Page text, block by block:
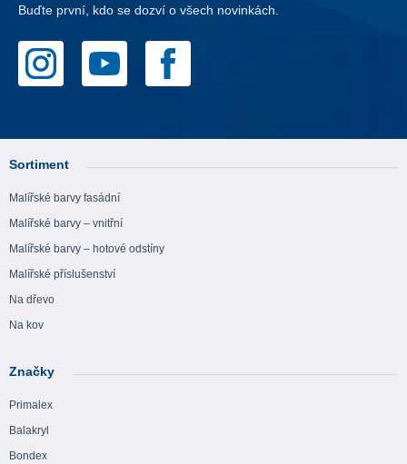
Buďte první, kdo se dozví o všech novinkách.
Sortiment
Malířské barvy fasádní
Malířské barvy – vnitřní
Malířské barvy – hotové odstíny
Malířské příslušenství
Na dřevo
Na kov
Značky
Primalex
Balakryl
Bondex